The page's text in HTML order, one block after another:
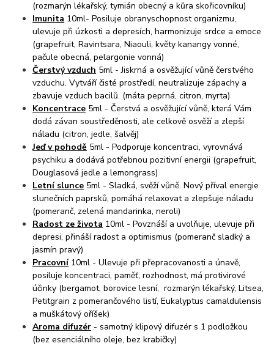
(rozmarýn lékařský, tymián obecný a kůra skořicovníku)
Imunita 10ml- Posiluje obranyschopnost organizmu,
ulevuje při úzkosti a depresích, harmonizuje srdce a emoce
(grapefruit, Ravintsara, Niaouli, květy kanangy vonné,
pačule obecná, pelargonie vonná)
Čerstvý vzduch 5ml - Jiskrná a osvěžující vůně čerstvého
vzduchu. Vytváří čisté prostředí, neutralizuje zápachy a
zbavuje vzduch bacilů. (máta peprná, citron, myrta)
Koncentrace 5ml - Čerstvá a osvěžující vůně, která Vám
dodá závan soustředěnosti, ale celkově osvěží a zlepší
náladu (citron, jedle, šalvěj)
Jeď v pohodě 5ml - Podporuje koncentraci, vyrovnává
psychiku a dodává potřebnou pozitivní energii (grapefruit,
Douglasová jedle a lemongrass)
Letní slunce 5ml - Sladká, svěží vůně. Nový příval energie
slunečních paprsků, pomáhá relaxovat a zlepšuje náladu
(pomeranč, zelená mandarinka, neroli)
Radost ze života 10ml - Povznáší a uvolňuje, ulevuje při
depresi, přináší radost a optimismus (pomeranč sladký a
jasmín pravý)
Pracovní10ml - Ulevuje při přepracovanosti a únavě,
posiluje koncentraci, paměť, rozhodnost, má protivirové
účinky (bergamot, borovice lesní, rozmarýn lékařský, Litsea,
Petitgrain z pomerančového listí, Eukalyptus camaldulensis
a muškátový oříšek)
Aroma difuzér - samotný klipový difuzér s 1 podložkou
(bez esenciálního oleje, bez krabičky)